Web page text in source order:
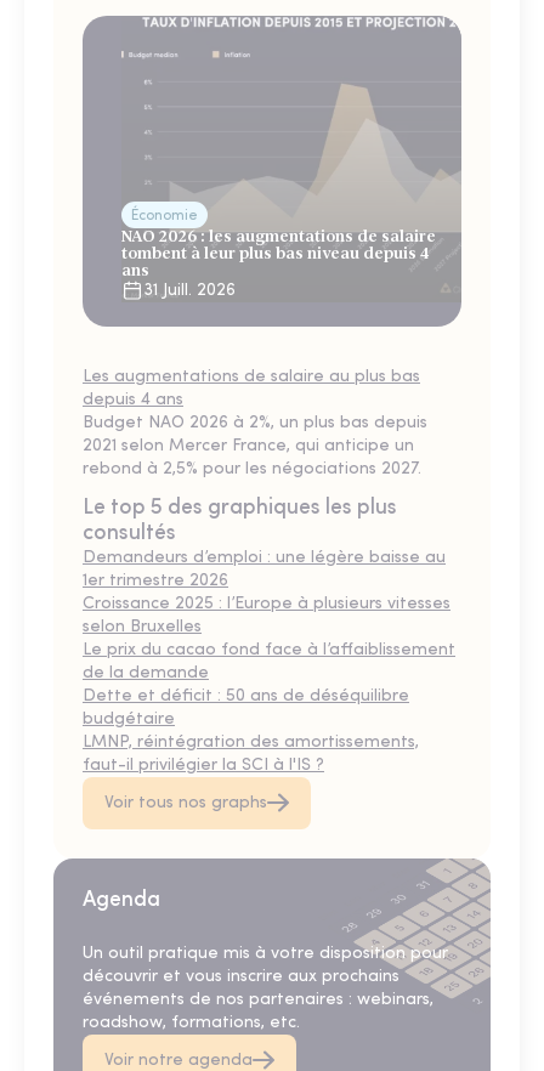
Économie
NAO 2026 : les augmentations de salaire
tombent à leur plus bas niveau depuis 4
ans
31 Juill. 2026
Les augmentations de salaire au plus bas
depuis 4 ans
Budget NAO 2026 à 2%, un plus bas depuis
2021 selon Mercer France, qui anticipe un
rebond à 2,5% pour les négociations 2027.
Le top 5 des graphiques les plus
consultés
Demandeurs d’emploi : une légère baisse au
1er trimestre 2026
Croissance 2025 : l’Europe à plusieurs vitesses
selon Bruxelles
Le prix du cacao fond face à l’affaiblissement
de la demande
Dette et déficit : 50 ans de déséquilibre
budgétaire
LMNP, réintégration des amortissements,
faut-il privilégier la SCI à l'IS ?
Voir tous nos graphs
Agenda
Un outil pratique mis à votre disposition pour
découvrir et vous inscrire aux prochains
événements de nos partenaires : webinars,
roadshow, formations, etc.
Voir notre agenda